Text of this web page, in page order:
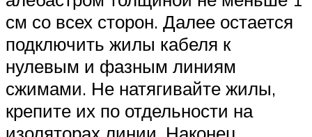
см со всех сторон. Далее остается
подключить жилы кабеля к
нулевым и фазным линиям
сжимами. Не натягивайте жилы,
крепите их по отдельности на